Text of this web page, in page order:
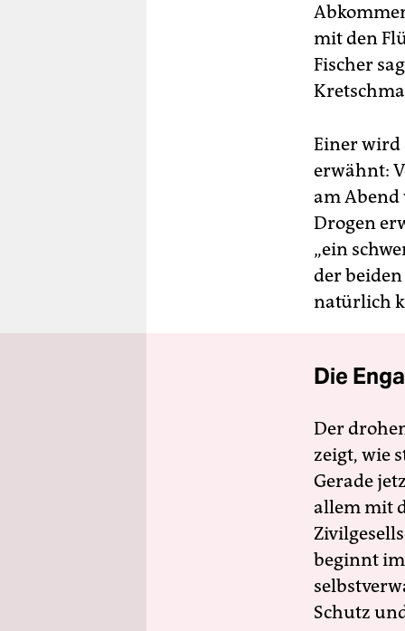
mit den
Fischer
Einer wird
erwähnt:
am
Drogen
„ein
der
natürlich
Die
Der
zeigt, wie
Gerade
allem mit
beginnt
Schutz